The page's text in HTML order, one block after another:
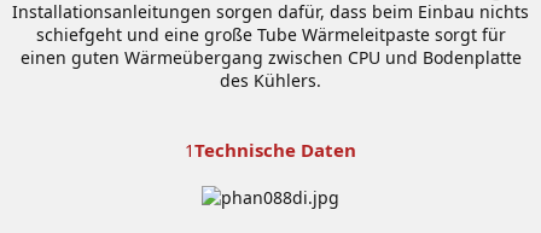
Installationsanleitungen sorgen dafür, dass beim Einbau nichts
schiefgeht und eine große Tube Wärmeleitpaste sorgt für
einen guten Wärmeübergang zwischen CPU und Bodenplatte
des Kühlers.
1Technische Daten